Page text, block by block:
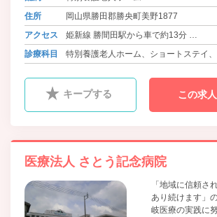
住所
岡山県勝田郡勝央町美野1877
アクセス
姫新線 勝間田駅から車で約13分
バス 勝央町ふれあいバス 美野(水島商
診療科目
特別養護老人ホーム、ショートステイ、
キープする この求
医療法人 さとう記念病院
「地域に信頼さ
あり続けます」
岐医療の実践に